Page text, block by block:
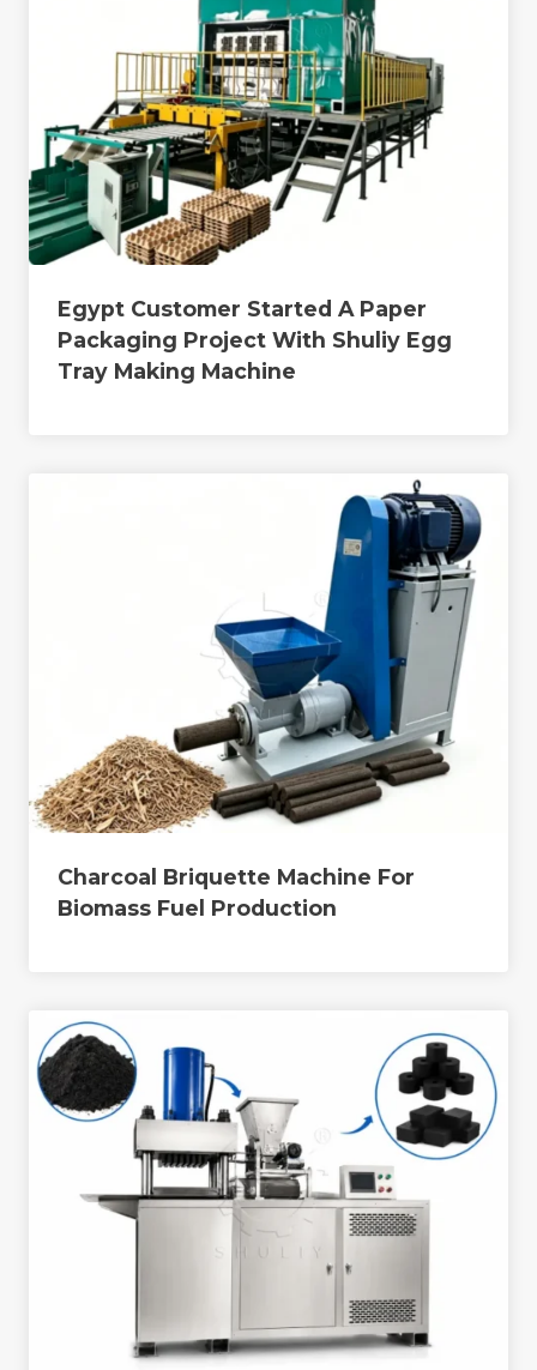
Egypt Customer Started A Paper
Packaging Project With Shuliy Egg
Tray Making Machine
Charcoal Briquette Machine For
Biomass Fuel Production